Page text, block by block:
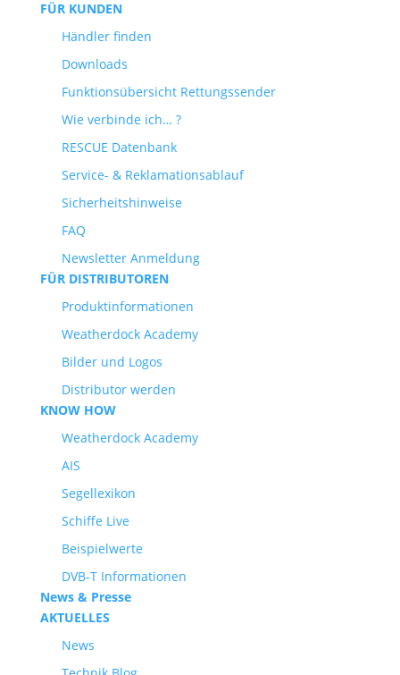
FÜR KUNDEN
Händler finden
Downloads
Funktionsübersicht Rettungssender
Wie verbinde ich… ?
RESCUE Datenbank
Service- & Reklamationsablauf
Sicherheitshinweise
FAQ
Newsletter Anmeldung
FÜR DISTRIBUTOREN
Produktinformationen
Weatherdock Academy
Bilder und Logos
Distributor werden
KNOW HOW
Weatherdock Academy
AIS
Segellexikon
Schiffe Live
Beispielwerte
DVB-T Informationen
News & Presse
AKTUELLES
News